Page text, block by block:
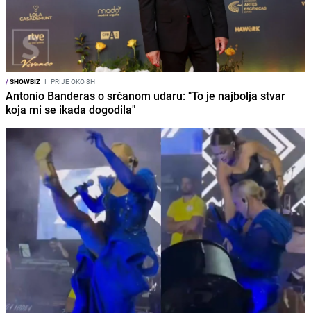
/SHOWBIZ I PRIJE OKO 8H
Antonio Banderas o srčanom udaru: "To je najbolja stvar
koja mi se ikada dogodila"